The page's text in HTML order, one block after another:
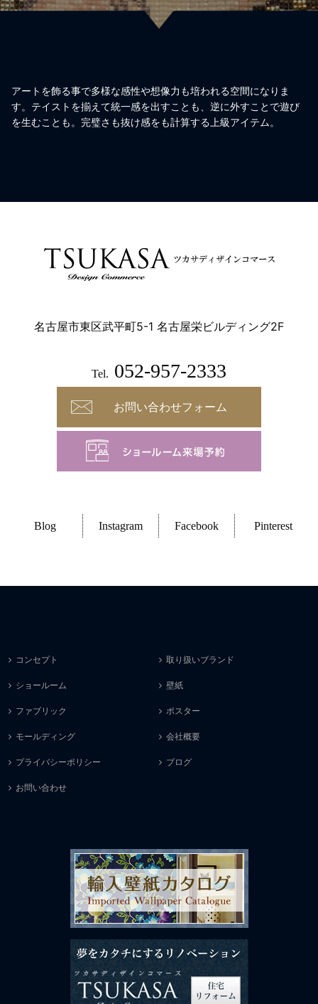
アートを飾る事で多様な感性や想像力も培われる空間になりま
す。テイストを揃えて統一感を出すことも、逆に外すことで遊び
を生むことも。完璧さも抜け感をも計算する上級アイテム。
名古屋市東区武平町5-1 名古屋栄ビルディング2F
Tel. 052-957-2333
お問い合わせフォーム
Blog Instagram Facebook Pinterest
コンセプト 取り扱いブランド
ショールーム 壁紙
ファブリック ポスター
モールディング 会社概要
プライバシーポリシー ブログ
お問い合わせ